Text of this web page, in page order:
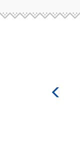
культуры
Российской